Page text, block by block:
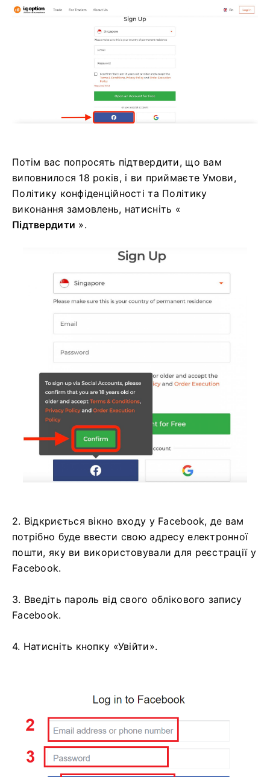
Потім вас попросять підтвердити, що вам
виповнилося 18 років, і ви приймаєте Умови,
Політику конфіденційності та Політику
виконання замовлень, натисніть «
Підтвердити ».
2. Відкриється вікно входу у Facebook, де вам
потрібно буде ввести свою адресу електронної
пошти, яку ви використовували для реєстрації у
Facebook.
3. Введіть пароль від свого облікового запису
Facebook.
4. Натисніть кнопку «Увійти».